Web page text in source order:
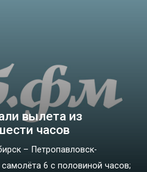
вылета из
часов
– Петропавловск-
6 с половиной часов;